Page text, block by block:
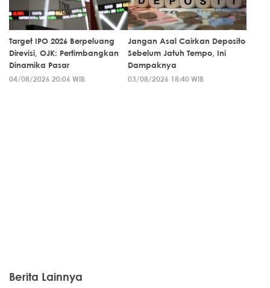
Target IPO 2026 Berpeluang
Direvisi, OJK: Pertimbangkan
Dinamika Pasar
04/08/2026 20:06 WIB
Jangan Asal Cairkan Deposito
Sebelum Jatuh Tempo, Ini
Dampaknya
03/08/2026 18:40 WIB
Berita Lainnya